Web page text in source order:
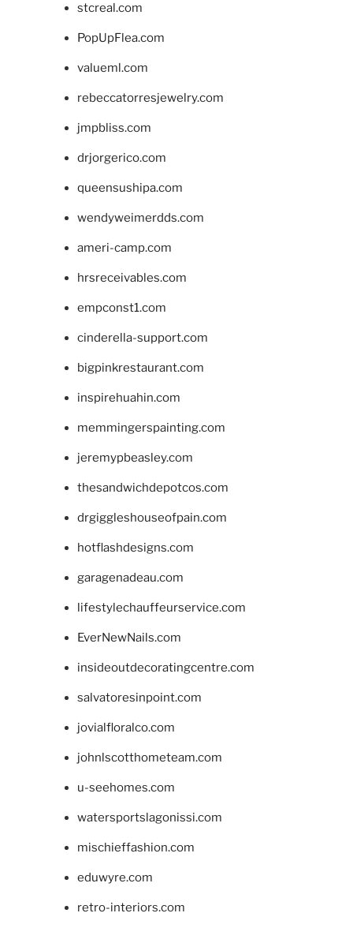
stcreal.com
PopUpFlea.com
valueml.com
rebeccatorresjewelry.com
jmpbliss.com
drjorgerico.com
queensushipa.com
wendyweimerdds.com
ameri-camp.com
hrsreceivables.com
empconst1.com
cinderella-support.com
bigpinkrestaurant.com
inspirehuahin.com
memmingerspainting.com
jeremypbeasley.com
thesandwichdepotcos.com
drgiggleshouseofpain.com
hotflashdesigns.com
garagenadeau.com
lifestylechauffeurservice.com
EverNewNails.com
insideoutdecoratingcentre.com
salvatoresinpoint.com
jovialfloralco.com
johnlscotthometeam.com
u-seehomes.com
watersportslagonissi.com
mischieffashion.com
eduwyre.com
retro-interiors.com